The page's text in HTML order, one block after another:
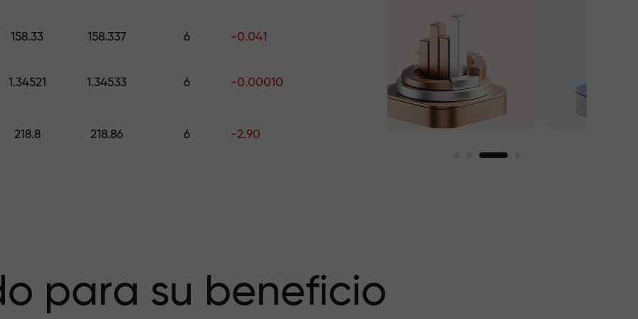
— garantizamos
X1000 — el
158.33 158.337 6 -0.041
1.34521 1.34533 6 -0.00010
218.8 218.86 6 -2.90
para su beneficio